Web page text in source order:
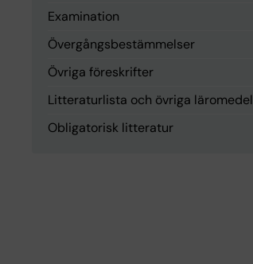
Examination
Övergångsbestämmelser
Övriga föreskrifter
Litteraturlista och övriga läromedel
Obligatorisk litteratur